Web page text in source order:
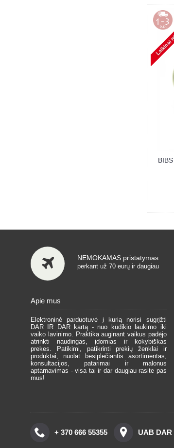
BIBS 0-6 mėn.
NEMOKAMAS pristatymas
perkant už 70 eurų ir daugiau
Apie mus
Elektroninė parduotuvė į kurią norisi sugrįžti
DAR IR DAR kartą - nuo kūdikio laukimo iki
vaiko lavinimo. Praktika auginant vaikus padėjo
atrinkti naudingas, įdomias ir kokybiškas
prekes. Patikimi, patikrinti prekių ženklai ir
produktai, nuolat besiplečiantis asortimentas,
konsultacijos, patarimai ir malonus
aptarnavimas - visa tai ir dar daugiau rasite pas
mus!
+ 370 666 55355 UAB DAR